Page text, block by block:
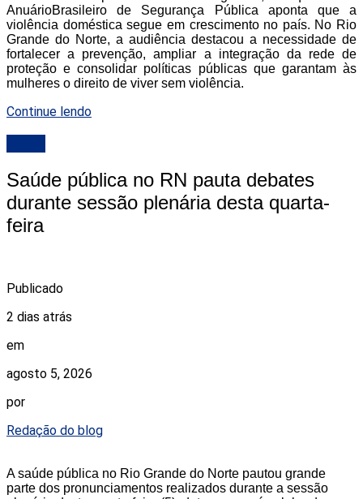
AnuárioBrasileiro de Segurança Pública aponta que a
violência doméstica segue em crescimento no país. No Rio
Grande do Norte, a audiência destacou a necessidade de
fortalecer a prevenção, ampliar a integração da rede de
proteção e consolidar políticas públicas que garantam às
mulheres o direito de viver sem violência.
Continue lendo
Saúde pública no RN pauta debates
durante sessão plenária desta quarta-
feira
Publicado
2 dias atrás
em
agosto 5, 2026
por
Redação do blog
A saúde pública no Rio Grande do Norte pautou grande
parte dos pronunciamentos realizados durante a sessão